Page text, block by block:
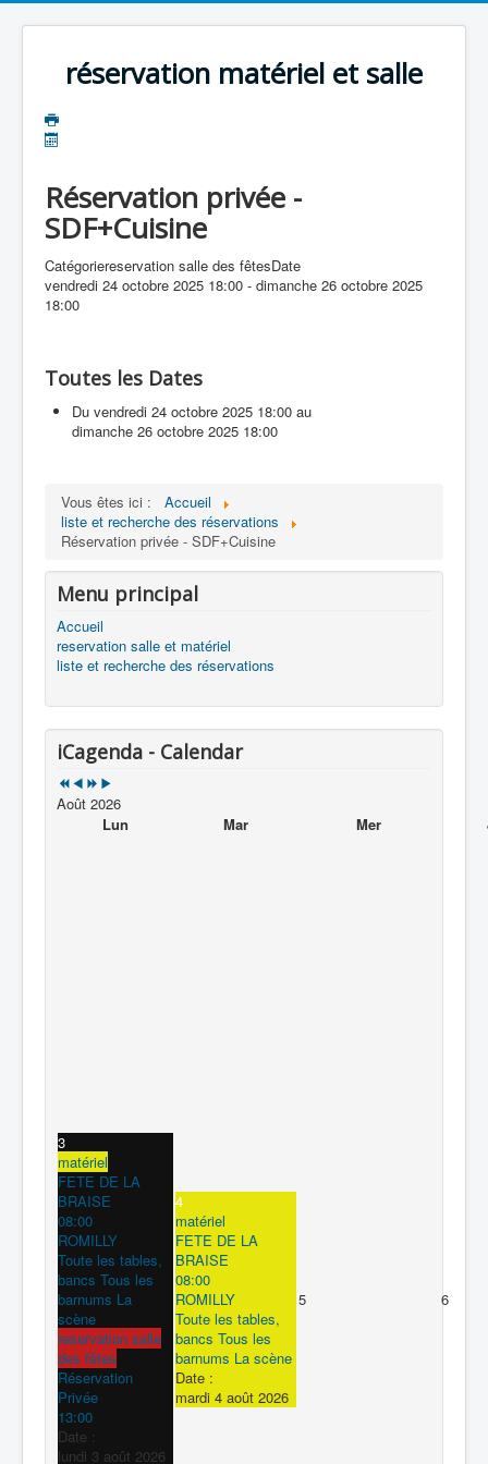
réservation matériel et salle
Réservation privée -
SDF+Cuisine
Catégoriereservation salle des fêtesDate
vendredi 24 octobre 2025 18:00 - dimanche 26 octobre 2025
18:00
Toutes les Dates
Du vendredi 24 octobre 2025 18:00 au
dimanche 26 octobre 2025 18:00
Vous êtes ici :
Accueil
liste et recherche des réservations
Réservation privée - SDF+Cuisine
Menu principal
Accueil
reservation salle et matériel
liste et recherche des réservations
iCagenda - Calendar
Août 2026
Lun
Mar Mer
3
matériel
FETE DE LA
BRAISE
08:00
ROMILLY
Toute les tables,
bancs Tous les
barnums La
scène
reservation salle
des fêtes
Réservation
Privée
13:00
Date :
lundi 3 août 2026
4
matériel
FETE DE LA
BRAISE
08:00
ROMILLY
Toute les tables,
bancs Tous les
barnums La scène
Date :
mardi 4 août 2026
5 6